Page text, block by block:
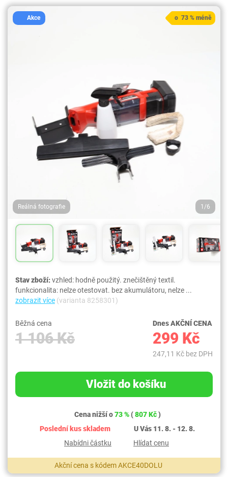
Akce
Reálná fotografie 1/6
o 73 % méně
Stav zboží:vzhled: hodně použitý. znečištěný textil.
funkcionalita: nelze otestovat. bez akumulátoru, nelze ...
zobrazit více (varianta 8258301)
Běžná cena
1 106 Kč
Dnes AKČNÍ CENA
299 Kč
247,11 Kč bez DPH
Vložit do košíku
Cena nižší o73 %(807 Kč)
Poslední kus skladem
U Vás 11. 8. - 12. 8.
Nabídni částku
Hlídat cenu
Akční cena s kódem AKCE40DOLU